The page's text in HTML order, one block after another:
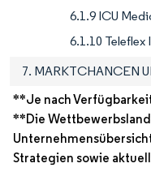
6.1.9 ICU
6.1.10
7. MARKTCHANCEN
**Je nach
**Die
Strategien sowie